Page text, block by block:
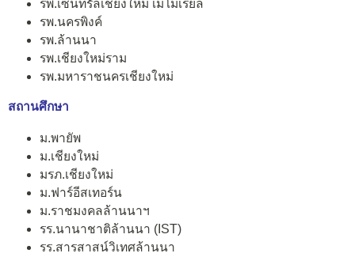
รพ.เซ็นทรัลเชียงใหม่ เมโมเรียล
รพ.นครพิงค์
รพ.ล้านนา
รพ.เชียงใหม่ราม
รพ.มหาราชนครเชียงใหม่
สถานศึกษา
ม.พายัพ
ม.เชียงใหม่
มรภ.เชียงใหม่
ม.ฟาร์อีสเทอร์น
ม.ราชมงคลล้านนาฯ
รร.นานาชาติล้านนา (IST)
รร.สารสาสน์วิเทศล้านนา